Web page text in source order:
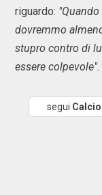
riguardo:
dovremmo
stupro contro di
essere colpevole".
segui